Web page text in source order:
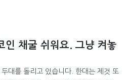
인 채굴 쉬워요. 그냥 켜놓
대를 돌리고 있습니다. 한대는 제것 또